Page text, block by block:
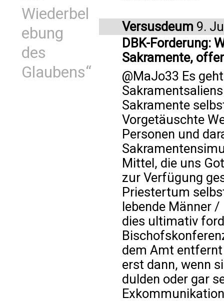
Wiederbel
ebung
des
Glaubens“
Versusdeum 9.
DBK-Forderung:
Sakramente,
@MaJo33 Es
Sakramente
Vorgetäuschte
Personen und
Mittel, die uns
zur Verfügung
Priestertum
lebende Männer
dies ultimativ
dem Amt
erst dann, wenn
dulden oder gar